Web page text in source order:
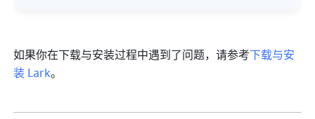
如果你在下载与安装过程中遇到了问题，请参考下载与安
装 Lark。